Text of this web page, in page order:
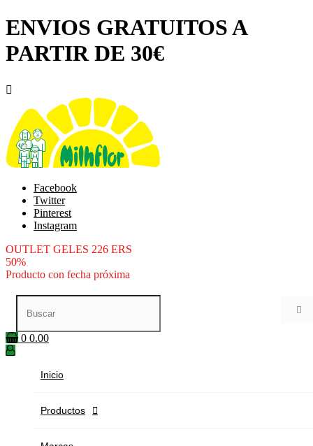
ENVIOS GRATUITOS A
PARTIR DE 30€

Facebook
Twitter
Pinterest
Instagram
OUTLET GELES 226 ERS
50%
Producto con fecha próxima

0 0.00
Inicio
Productos 